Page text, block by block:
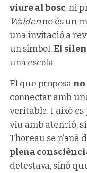
viure al bosc, ni
Waldenno és un
una invitació a
un símbol.El
una escola.
El que proposa no
connectar amb
veritable. I això es
viu amb atenció,
Thoreau se n’anà
plena
detestava, sinó